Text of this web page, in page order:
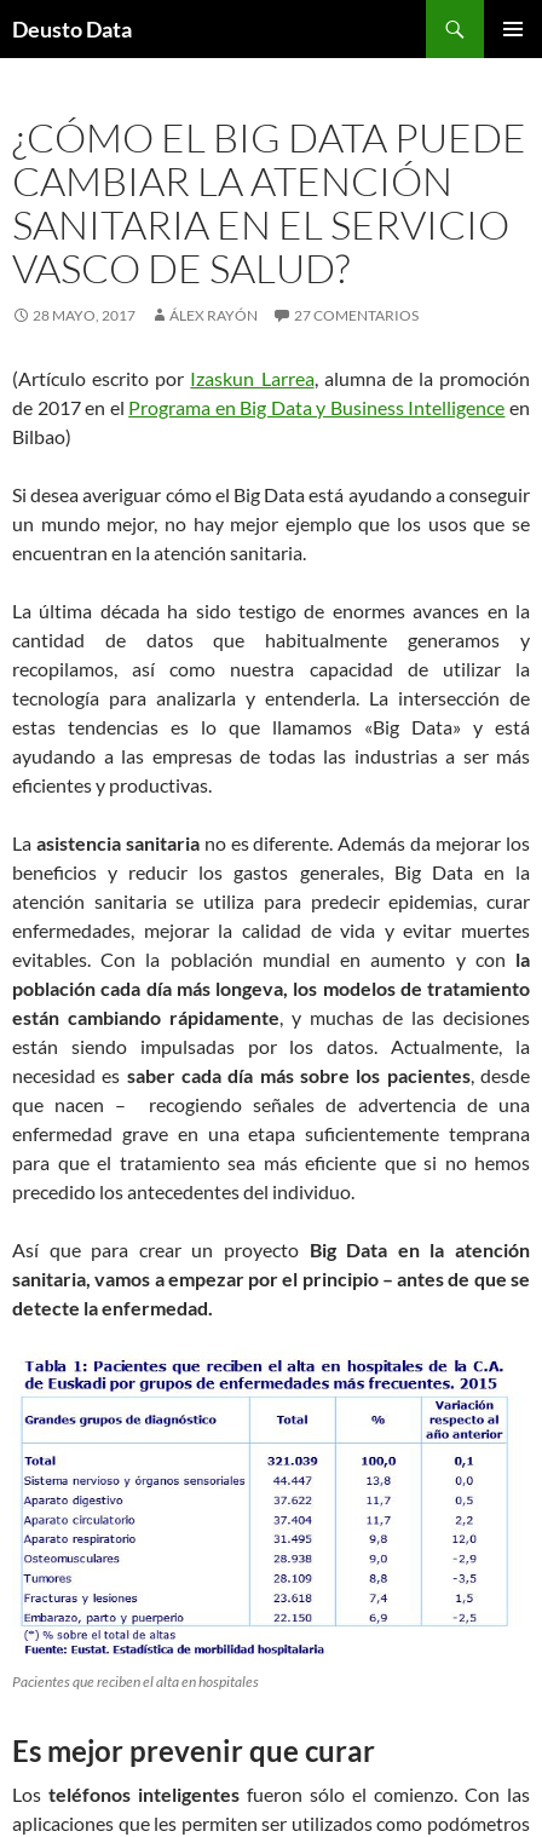
Deusto Data
¿CÓMO EL BIG DATA PUEDE
CAMBIAR LA ATENCIÓN
SANITARIA EN EL SERVICIO
VASCO DE SALUD?
28 MAYO, 2017 ÁLEX RAYÓN 27 COMENTARIOS
(Artículo escrito por Izaskun Larrea, alumna de la promoción
de 2017 en el Programa en Big Data y Business Intelligence en
Bilbao)
Si desea averiguar cómo el Big Data está ayudando a conseguir
un mundo mejor, no hay mejor ejemplo que los usos que se
encuentran en la atención sanitaria.
La última década ha sido testigo de enormes avances en la
cantidad de datos que habitualmente generamos y
recopilamos, así como nuestra capacidad de utilizar la
tecnología para analizarla y entenderla. La intersección de
estas tendencias es lo que llamamos «Big Data» y está
ayudando a las empresas de todas las industrias a ser más
eficientes y productivas.
La asistencia sanitariano es diferente. Además da mejorar los
beneficios y reducir los gastos generales, Big Data en la
atención sanitaria se utiliza para predecir epidemias, curar
enfermedades, mejorar la calidad de vida y evitar muertes
evitables. Con la población mundial en aumento y con la
población cada día más longeva, los modelos de tratamiento
están cambiando rápidamente, y muchas de las decisiones
están siendo impulsadas por los datos. Actualmente, la
necesidad es saber cada día más sobre los pacientes, desde
que nacen – recogiendo señales de advertencia de una
enfermedad grave en una etapa suficientemente temprana
para que el tratamiento sea más eficiente que si no hemos
precedido los antecedentes del individuo.
Así que para crear un proyecto Big Data en la atención
sanitaria, vamos a empezar por el principio – antes de que se
detecte la enfermedad.
Pacientes que reciben el alta en hospitales
Es mejor prevenir que curar
Los teléfonos inteligentes fueron sólo el comienzo. Con las
aplicaciones que les permiten ser utilizados como podómetros